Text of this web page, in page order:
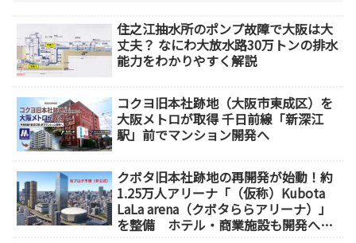
住之江抽水所のポンプ故障で大阪は大
丈夫？ なにわ大放水路30万トンの排水
能力をわかりやすく解説
コクヨ旧本社跡地（大阪市東成区）を
大阪メトロが取得 千日前線「新深江
駅」前でマンション開発へ
クボタ旧本社跡地の再開発が始動！約
1.25万人アリーナ「（仮称）Kubota
LaLa arena（クボタららアリーナ）」
を整備 ホテル・商業施設も開発へ